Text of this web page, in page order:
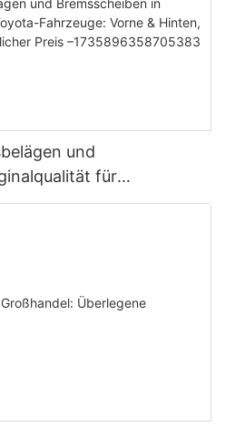
und
für
Vorne & Hinten,